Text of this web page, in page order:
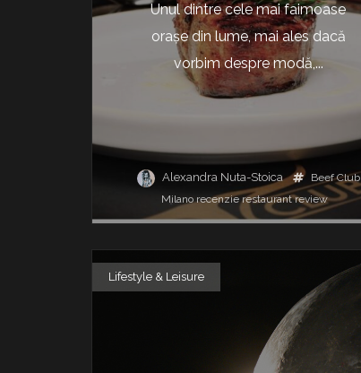
Unul dintre cele mai faimoase
oraşe din lume, mai ales dacă
vorbim despre modă,...
Alexandra Nuta-Stoica
Beef Club
Milano recenzie restaurant review
Lifestyle & Leisure